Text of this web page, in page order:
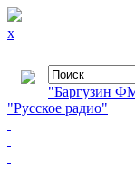
x
"Баргузин
"Русское радио"